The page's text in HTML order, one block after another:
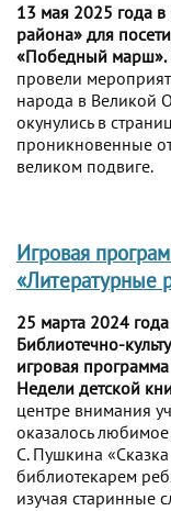
13 мая 2025 года
района» для
«Победный марш».
провели
народа в Великой
окунулись в
проникновенные
великом подвиге.
Игровая
«Литературные
25 марта 2024
Библиотечно-
игровая
Недели детской
центре внимания
оказалось
С. Пушкина
библиотекарем
изучая старинные